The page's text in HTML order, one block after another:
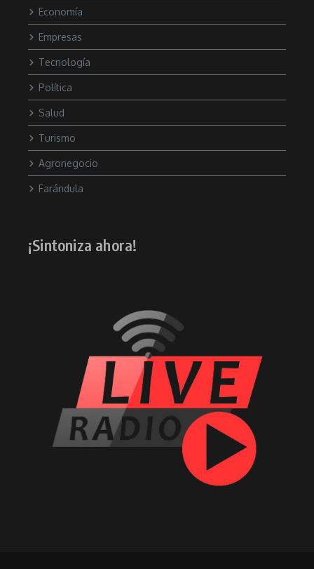
Economía
Empresas
Tecnología
Política
Salud
Turismo
Agronegocio
Farándula
¡Sintoniza ahora!